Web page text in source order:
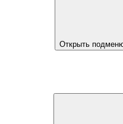
Открыть